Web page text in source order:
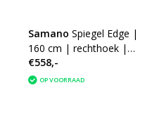
Samano Spiegel Edge |
160 cm | rechthoek |
aluminium | met LED
verlichting
€558,-
OP VOORRAAD